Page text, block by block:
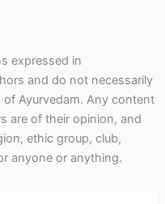
expressed in
and do not necessarily
Ayurvedam. Any content
are of their opinion, and
ethic group, club,
anyone or anything.